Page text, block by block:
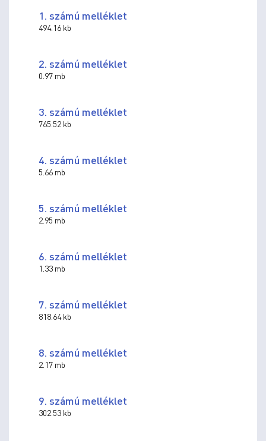
1. számú melléklet
494.16 kb
2. számú melléklet
0.97 mb
3. számú melléklet
765.52 kb
4. számú melléklet
5.66 mb
5. számú melléklet
2.95 mb
6. számú melléklet
1.33 mb
7. számú melléklet
818.64 kb
8. számú melléklet
2.17 mb
9. számú melléklet
302.53 kb